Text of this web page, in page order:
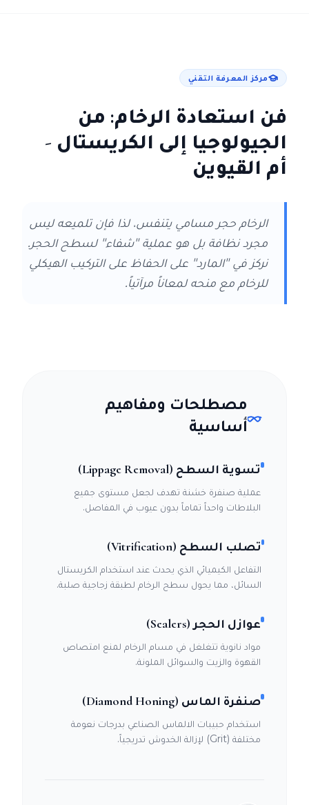
مركز المعرفة التقني
فن استعادة الرخام: من
الجيولوجيا إلى الكريستال -
أم القيوين
الرخام حجر مسامي يتنفس، لذا فإن تلميعه ليس
مجرد نظافة بل هو عملية "شفاء" لسطح الحجر.
نركز في "المارد" على الحفاظ على التركيب الهيكلي
للرخام مع منحه لمعاناً مرآتياً.
مصطلحات ومفاهيم
أساسية
تسوية السطح (Lippage Removal)
عملية صنفرة خشنة تهدف لجعل مستوى جميع
البلاطات واحداً تماماً بدون عيوب في المفاصل.
تصلب السطح (Vitrification)
التفاعل الكيميائي الذي يحدث عند استخدام الكريستال
السائل، مما يحول سطح الرخام لطبقة زجاجية صلبة.
عوازل الحجر (Sealers)
مواد نانوية تتغلغل في مسام الرخام لمنع امتصاص
القهوة والزيت والسوائل الملونة.
صنفرة الماس (Diamond Honing)
استخدام حبيبات الالماس الصناعي بدرجات نعومة
مختلفة (Grit) لإزالة الخدوش تدريجياً.